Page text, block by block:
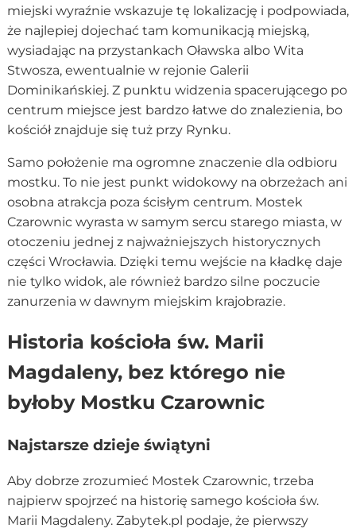
miejski wyraźnie wskazuje tę lokalizację i podpowiada,
że najlepiej dojechać tam komunikacją miejską,
wysiadając na przystankach Oławska albo Wita
Stwosza, ewentualnie w rejonie Galerii
Dominikańskiej. Z punktu widzenia spacerującego po
centrum miejsce jest bardzo łatwe do znalezienia, bo
kościół znajduje się tuż przy Rynku.
Samo położenie ma ogromne znaczenie dla odbioru
mostku. To nie jest punkt widokowy na obrzeżach ani
osobna atrakcja poza ścisłym centrum. Mostek
Czarownic wyrasta w samym sercu starego miasta, w
otoczeniu jednej z najważniejszych historycznych
części Wrocławia. Dzięki temu wejście na kładkę daje
nie tylko widok, ale również bardzo silne poczucie
zanurzenia w dawnym miejskim krajobrazie.
Historia kościoła św. Marii
Magdaleny, bez którego nie
byłoby Mostku Czarownic
Najstarsze dzieje świątyni
Aby dobrze zrozumieć Mostek Czarownic, trzeba
najpierw spojrzeć na historię samego kościoła św.
Marii Magdaleny. Zabytek.pl podaje, że pierwszy